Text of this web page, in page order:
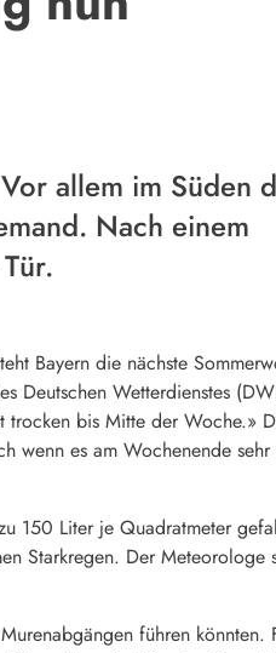
allem im Süden
Nach einem
Bayern die nächste
Deutschen Wetterdienstes
bis Mitte der Woche.»
wenn es am Wochenende
150 Liter je Quadratmeter
Starkregen. Der Meteorologe
führen könnten.